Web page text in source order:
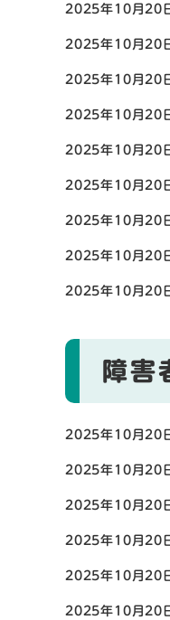
2025年10月20
2025年10月20
2025年10月20
2025年10月20
2025年10月20
2025年10月20
2025年10月20
2025年10月20
2025年10月20
障害
2025年10月20
2025年10月20
2025年10月20
2025年10月20
2025年10月20
2025年10月20